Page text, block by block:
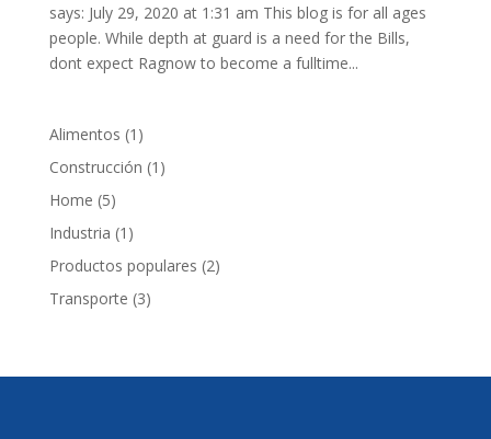
says: July 29, 2020 at 1:31 am This blog is for all ages
people. While depth at guard is a need for the Bills,
dont expect Ragnow to become a fulltime...
Alimentos 1 1
producto
Construcción 1 1
Home 55
productos
Industria 1 1
producto
Productos populares 22
Transporte 33